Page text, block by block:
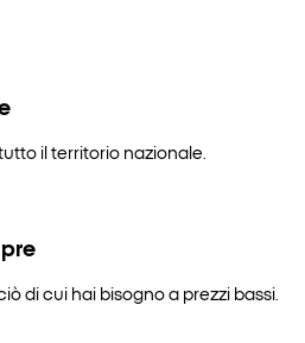
il territorio nazionale.
di cui hai bisogno a prezzi bassi.